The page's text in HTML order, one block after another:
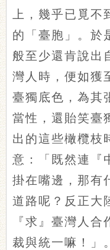
上，幾乎已覓不
的「臺胞」。於
般至少還肯說出
灣人時，便如獲
臺獨底色，為其
當性，還貽笑臺
出的這些橄欖枝
意：「既然連『
掛在嘴邊，那有
道路呢？反正大
『求』臺灣人
裁與統一嘛！」